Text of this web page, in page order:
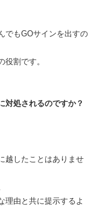
でもGOサインを出すの
割です。
処されるのですか？
越したことはありませ
理由と共に提示するよ